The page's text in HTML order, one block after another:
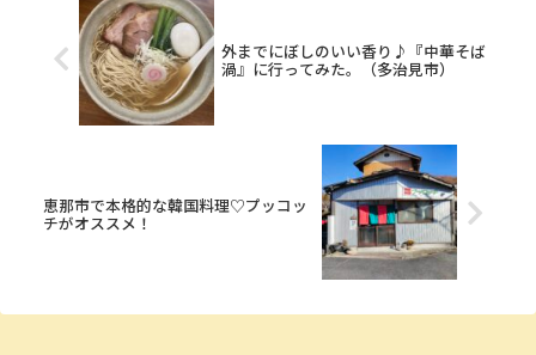
外までにぼしのいい香り♪『中華そば
渦』に行ってみた。（多治見市）
恵那市で本格的な韓国料理♡プッコッ
チがオススメ！